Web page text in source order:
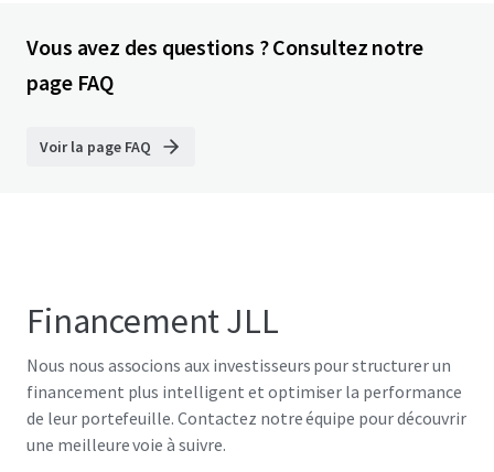
Vous avez des questions ? Consultez notre
page FAQ
Voir la page FAQ
Financement JLL
Nous nous associons aux investisseurs pour structurer un
financement plus intelligent et optimiser la performance
de leur portefeuille. Contactez notre équipe pour découvrir
une meilleure voie à suivre.